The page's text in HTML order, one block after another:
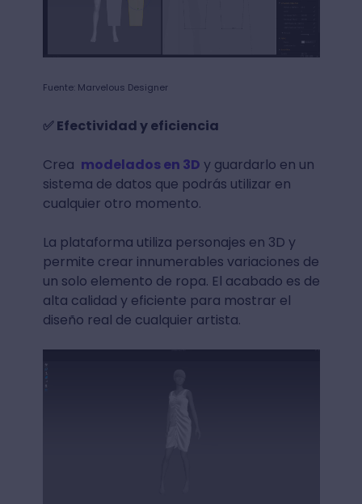
Fuente: Marvelous Designer
✅ Efectividad y eficiencia
Crea modelados en 3D y guardarlo en un
sistema de datos que podrás utilizar en
cualquier otro momento.
La plataforma utiliza personajes en 3D y
permite crear innumerables variaciones de
un solo elemento de ropa. El acabado es de
alta calidad y eficiente para mostrar el
diseño real de cualquier artista.